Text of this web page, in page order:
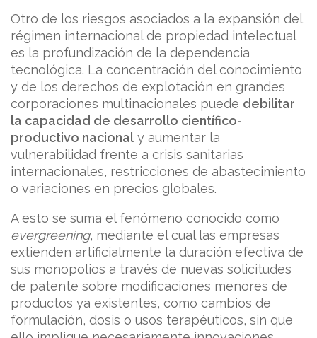
Otro de los riesgos asociados a la expansión del
régimen internacional de propiedad intelectual
es la profundización de la dependencia
tecnológica. La concentración del conocimiento
y de los derechos de explotación en grandes
corporaciones multinacionales puede debilitar
la capacidad de desarrollo científico-
productivo nacional y aumentar la
vulnerabilidad frente a crisis sanitarias
internacionales, restricciones de abastecimiento
o variaciones en precios globales.
A esto se suma el fenómeno conocido como
evergreening, mediante el cual las empresas
extienden artificialmente la duración efectiva de
sus monopolios a través de nuevas solicitudes
de patente sobre modificaciones menores de
productos ya existentes, como cambios de
formulación, dosis o usos terapéuticos, sin que